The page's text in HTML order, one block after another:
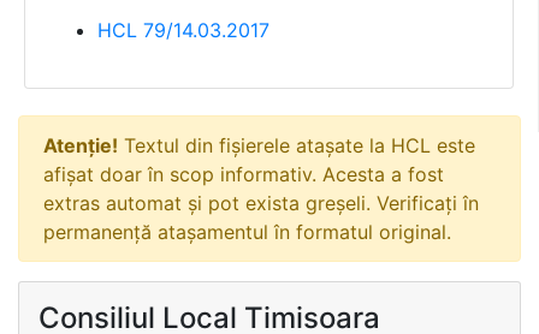
HCL 79/14.03.2017
Atenție! Textul din fișierele atașate la HCL este
afișat doar în scop informativ. Acesta a fost
extras automat și pot exista greșeli. Verificați în
permanență atașamentul în formatul original.
Consiliul Local Timisoara